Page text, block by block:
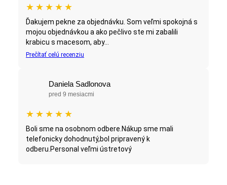
★ ★ ★ ★ ★
Ďakujem pekne za objednávku. Som veľmi spokojná s
mojou objednávkou a ako pečlivo ste mi zabalili
krabicu s macesom, aby...
Prečítať celú recenziu
Daniela Sadlonova
pred 9 mesiacmi
★ ★ ★ ★ ★
Boli sme na osobnom odbere.Nákup sme mali
telefonicky dohodnutý,bol pripravený k
odberu.Personal veľmi ústretový